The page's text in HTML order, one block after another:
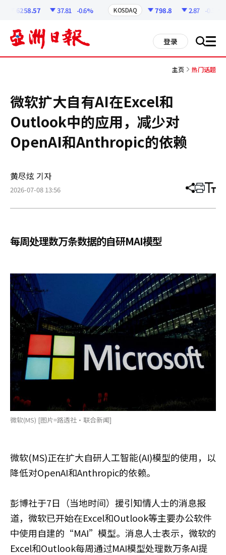
6258.57 37.81 -0.6% KOSDAQ 798.8 2.87 -0.36%
登录 搜 all
主页 热门话题
微软扩大自有AI在Excel和
Outlook中的应用，减少对
OpenAI和Anthropic的依赖
黄尽炫 기자
2026-07-08 13:56 分
章
打 调
小
每周处理数万条数据的自研MAI模型
微软(MS) [图片=路透社·联合新闻]
微软(MS)正在扩大自研人工智能(AI)模型的使用，以
降低对OpenAI和Anthropic的依赖。
彭博社于7日（当地时间）援引知情人士的消息报
道，微软已开始在Excel和Outlook等主要办公软件
中使用自建的“MAI”模型。消息人士表示，微软的
Excel和Outlook每周通过MAI模型处理数万条AI提